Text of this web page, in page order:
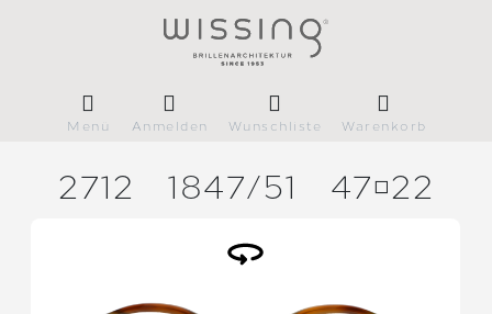
Menü Anmelden Wunschliste Warenkorb
2712 1847/51 4722